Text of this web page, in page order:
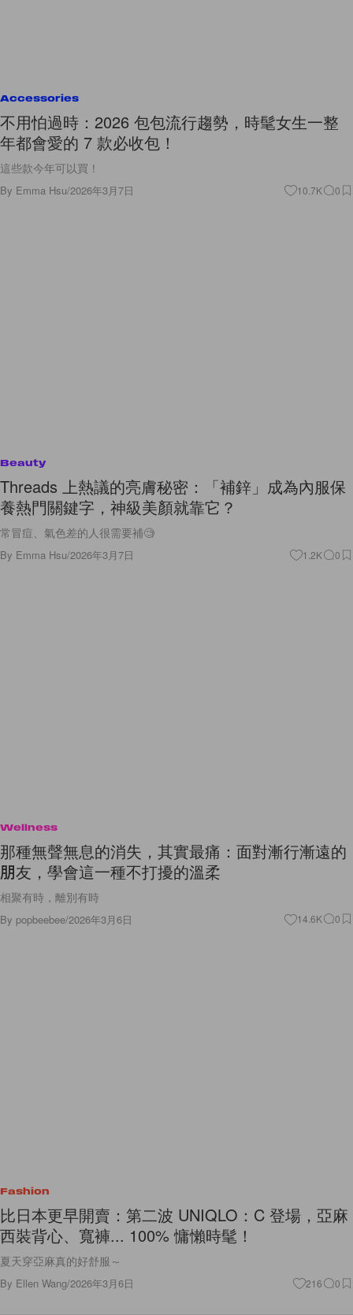
Accessories
不用怕過時：2026 包包流行趨勢，時髦女生一整
年都會愛的 7 款必收包！
這些款今年可以買！
By Emma Hsu/2026年3月7日 10.7K 0
Beauty
Threads 上熱議的亮膚秘密：「補鋅」成為內服保
養熱門關鍵字，神級美顏就靠它？
常冒痘、氣色差的人很需要補🧐
By Emma Hsu/2026年3月7日 1.2K 0
Wellness
那種無聲無息的消失，其實最痛：面對漸行漸遠的
朋友，學會這一種不打擾的溫柔
相聚有時，離別有時
By popbeebee/2026年3月6日 14.6K 0
Fashion
比日本更早開賣：第二波 UNIQLO：C 登場，亞麻
西裝背心、寬褲... 100% 慵懶時髦！
夏天穿亞麻真的好舒服～
By Ellen Wang/2026年3月6日 216 0